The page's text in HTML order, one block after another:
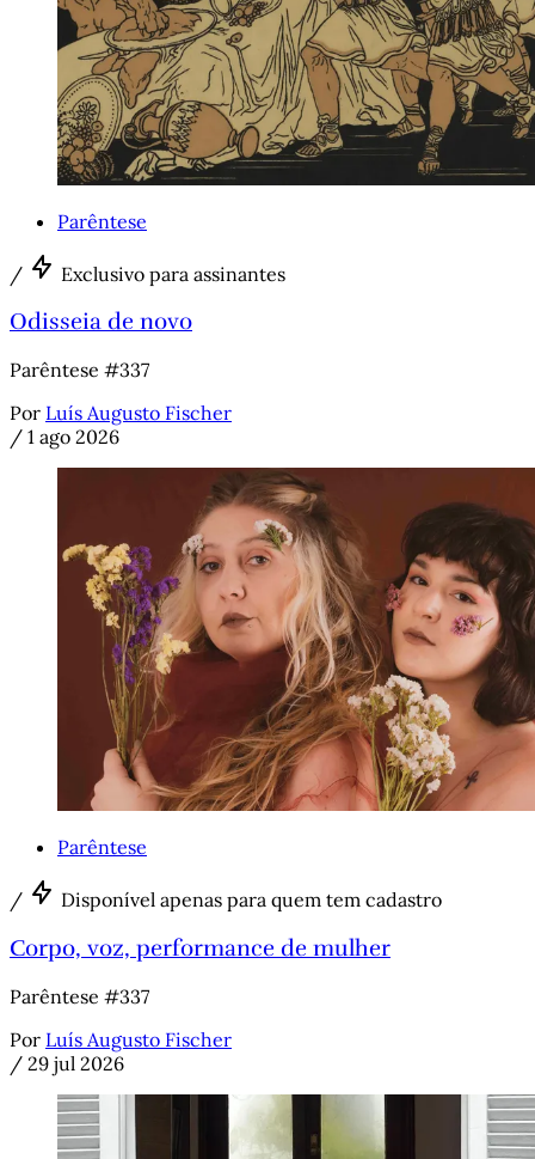
Parêntese
/ Exclusivo para assinantes
Odisseia de novo
Parêntese #337
Por Luís Augusto Fischer
/ 1 ago 2026
Parêntese
/ Disponível apenas para quem tem cadastro
Corpo, voz, performance de mulher
Parêntese #337
Por Luís Augusto Fischer
/ 29 jul 2026